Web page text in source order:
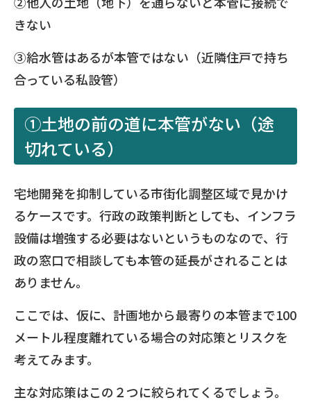
きない
③給水管はあるが本管ではない（近隣住戸で持ち
合っている私設管）
①土地の前の道に本管がない（途
切れている）
宅地開発を抑制している市街化調整区域で見かけ
るケースです。行政の政策判断としても、インフラ
設備は増強する必要はないというものなので、行
政の窓口で相談しても本管の延長がされることは
ありません。
ここでは、仮に、計画地から最寄りの本管まで100
メートル程度離れている場合の対応策とリスクを
考えてみます。
主な対応策はこの２つに絞られてくるでしょう。